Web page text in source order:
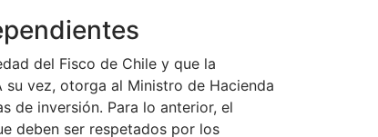
del Fisco de Chile y que la
su vez, otorga al Ministro de Hacienda
de inversión. Para lo anterior, el
deben ser respetados por los